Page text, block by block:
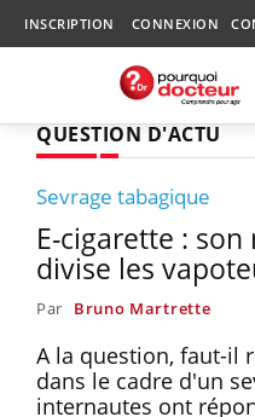
INSCRIPTION CONNEXION
QUESTION D'ACTU
Sevrage tabagique
E-cigarette :
divise les
Par Bruno Martrette
A la question, faut-il
dans le cadre d'un
internautes ont